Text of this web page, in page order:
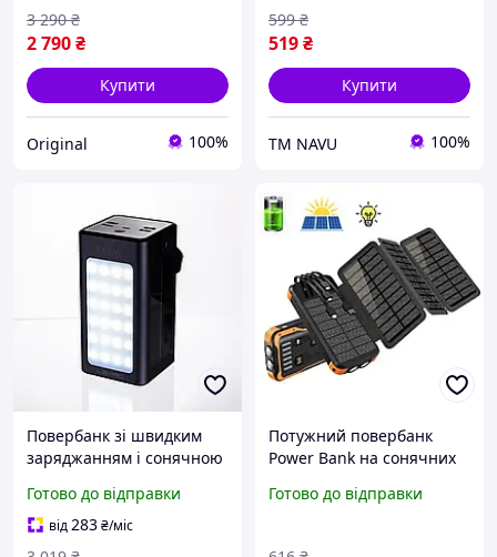
2 790₴
3 290 ₴
Купити
Original 100%
519₴
599 ₴
Купити
ТМ NAVU 100%
Повербанк зі швидким
заряджанням і сонячною
портативний зарядний
пристрій powerbank
заряджання для
Готово до відправки
від283₴/міс
Потужний повербанк
Power Bank на сонячних
зарядний пристрій 20000
акумулятор
Готово до відправки